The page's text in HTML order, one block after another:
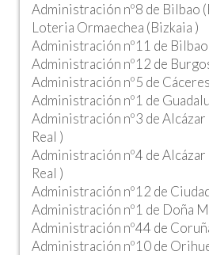
Administración nº8 de Bilbao
Loteria Ormaechea (Bizkaia )
Administración nº11 de Bilbao
Administración nº12 de
Administración nº5 de
Administración nº1 de
Administración nº3 de Alcázar
Real )
Administración nº4 de Alcázar
Real )
Administración nº12 de
Administración nº1 de Doña
Administración nº44 de
Administración nº10 de